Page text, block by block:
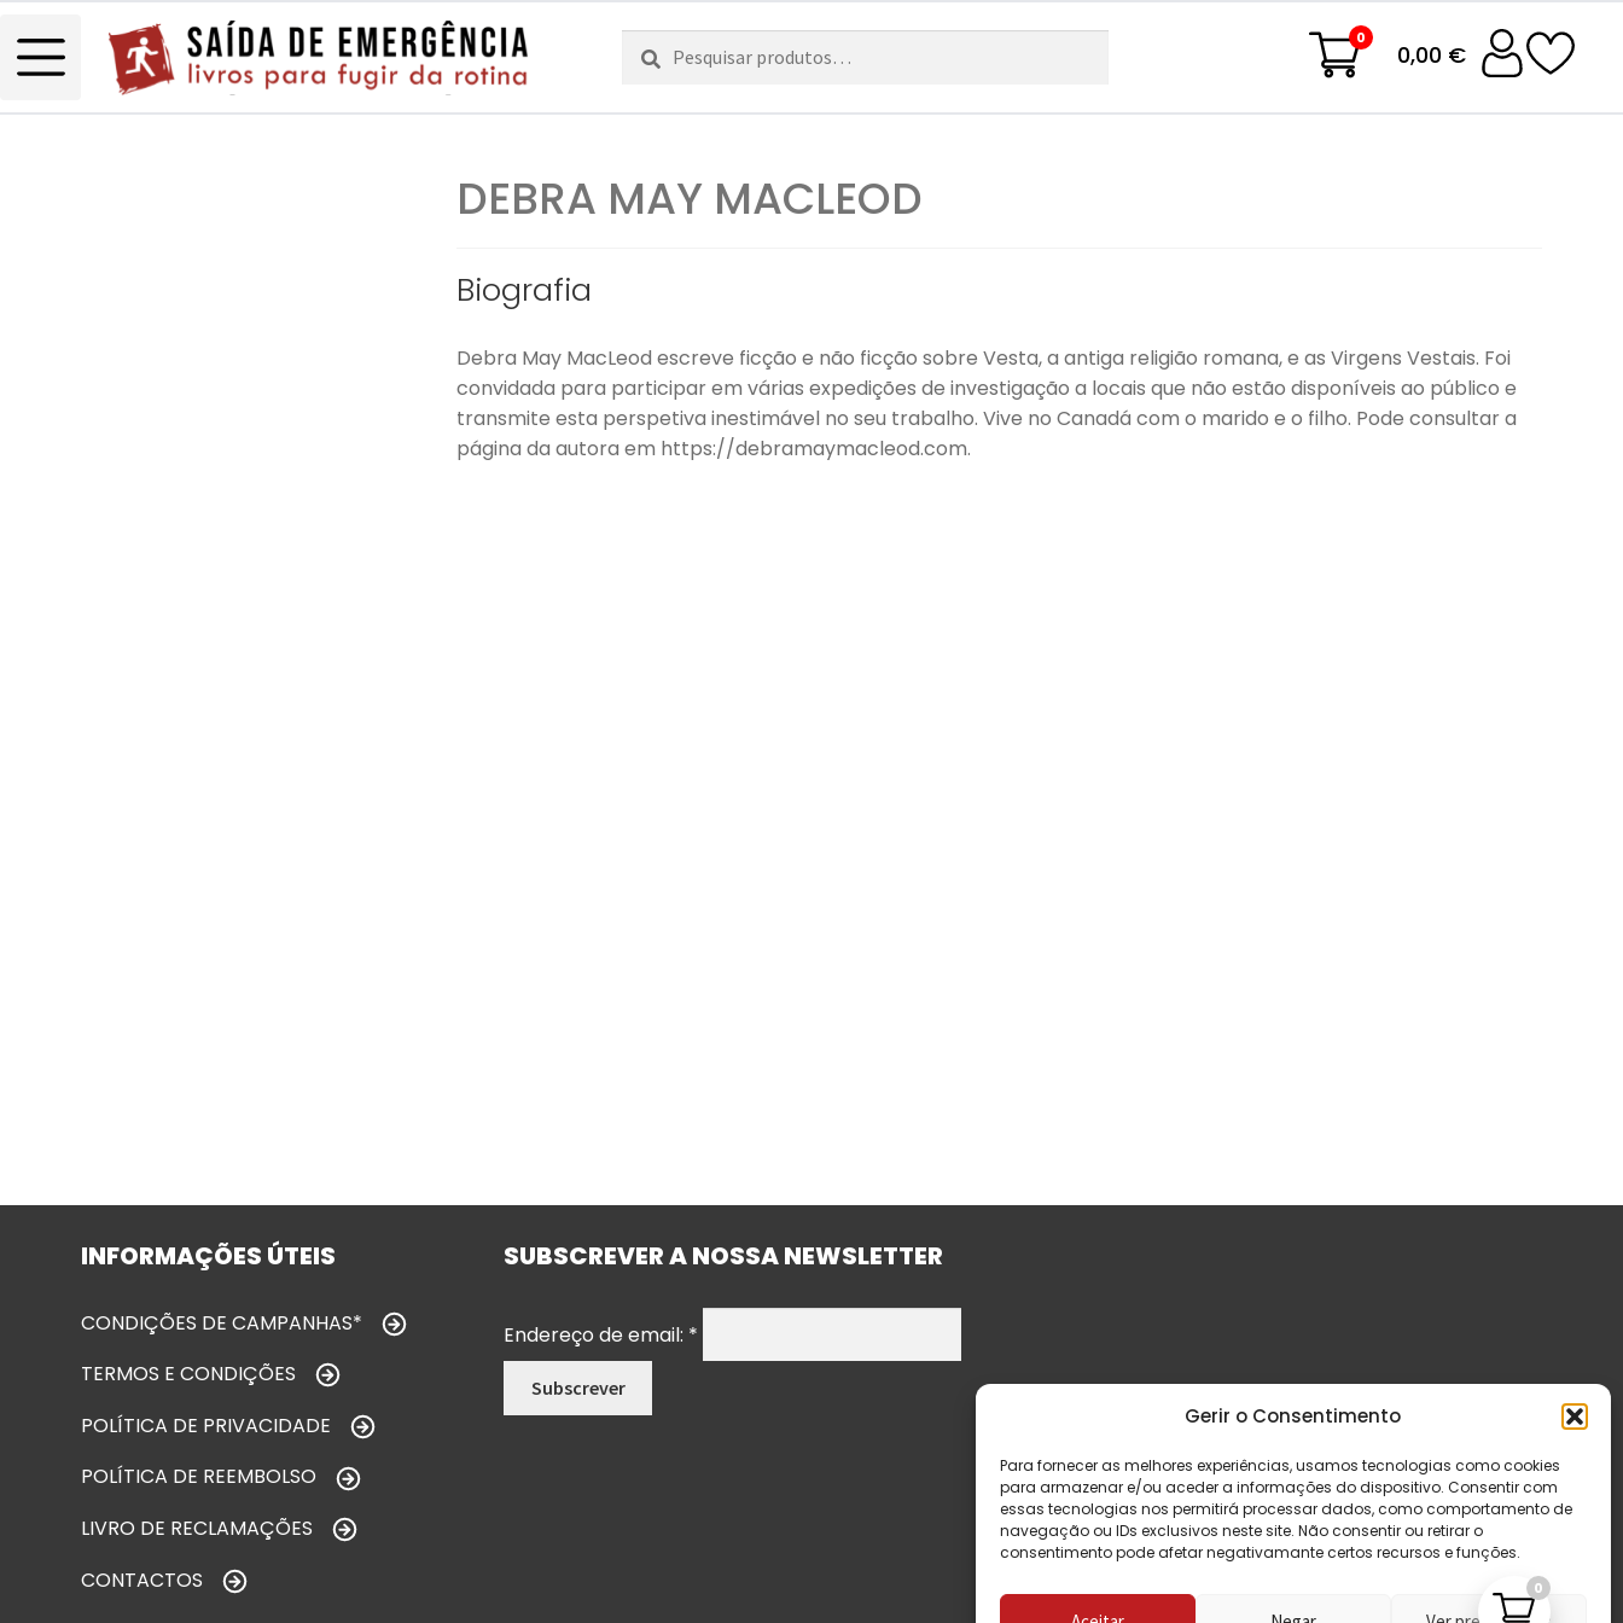
Gerir o Consentimento
Para fornecer as melhores experiências, usamos tecnologias como cookies
para armazenar e/ou aceder a informações do dispositivo. Consentir com
essas tecnologias nos permitirá processar dados, como comportamento de
navegação ou IDs exclusivos neste site. Não consentir ou retirar o
consentimento pode afetar negativamante certos recursos e funções.
Pesquisar
por:
Pesquisa 0
0,00 €
DEBRA MAY MACLEOD
Biografia
Debra May MacLeod escreve ficção e não ficção sobre Vesta, a antiga religião romana, e as Virgens Vestais. Foi
convidada para participar em várias expedições de investigação a locais que não estão disponíveis ao público e
transmite esta perspetiva inestimável no seu trabalho. Vive no Canadá com o marido e o filho. Pode consultar a
página da autora em https://debramaymacleod.com.
INFORMAÇÕES ÚTEIS
CONDIÇÕES DE CAMPANHAS*
TERMOS E CONDIÇÕES
POLÍTICA DE PRIVACIDADE
POLÍTICA DE REEMBOLSO
LIVRO DE RECLAMAÇÕES
CONTACTOS
SUBSCREVER A NOSSA NEWSLETTER
Endereço de email: *
0